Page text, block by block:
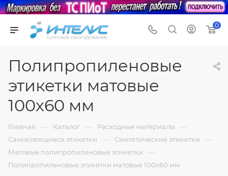
0
Полипропиленовые
этикетки матовые
100х60 мм
Главная — Каталог — Расходные материалы —
Самоклеящиеся этикетки — Синтетические этикетки —
Матовые полипропиленовые этикетки —
Полипропиленовые этикетки матовые 100х60 мм